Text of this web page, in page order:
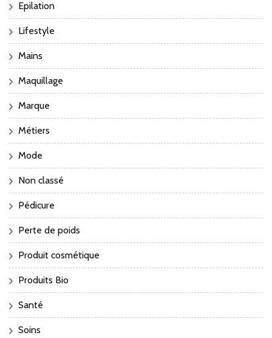
Epilation
Lifestyle
Mains
Maquillage
Marque
Métiers
Mode
Non classé
Pédicure
Perte de poids
Produit cosmétique
Produits Bio
Santé
Soins